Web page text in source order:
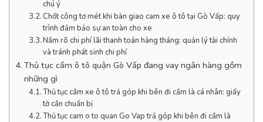
chú ý
Chốt công tơ mét khi bàn giao cam xe ô tô tại Gò Vấp: quy
trình đảm bảo sự an toàn cho xe
Nắm rõ chi phí lãi thanh toán hàng tháng: quản lý tài chính
và tránh phát sinh chi phí
Thủ tục cầm ô tô quận Gò Vấp đang vay ngân hàng gồm
những gì
Thủ tục cầm xe ô tô trả góp khi bên đi cầm là cá nhân: giấy
tờ cần chuẩn bị
Thủ tục cam o to quan Go Vap trả góp khi bên đi cầm là